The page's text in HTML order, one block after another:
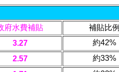
府水費補貼
補貼比例
3.27 約42%
2.57 約33%